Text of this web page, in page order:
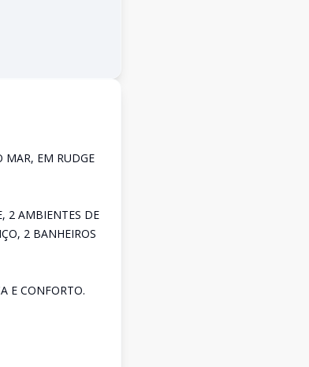
EM RUDGE
2 AMBIENTES DE
2 BANHEIROS
E CONFORTO.